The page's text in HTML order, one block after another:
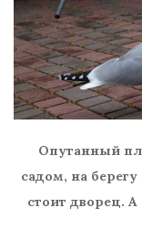
Опутанный
садом, на
стоит дворец.